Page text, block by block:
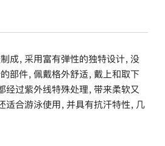
成，采用富有弹性的独特设计，没
部件，佩戴格外舒适，戴上和取下
经过紫外线特殊处理，带来柔软又
适合游泳使用，并具有抗汗特性，几